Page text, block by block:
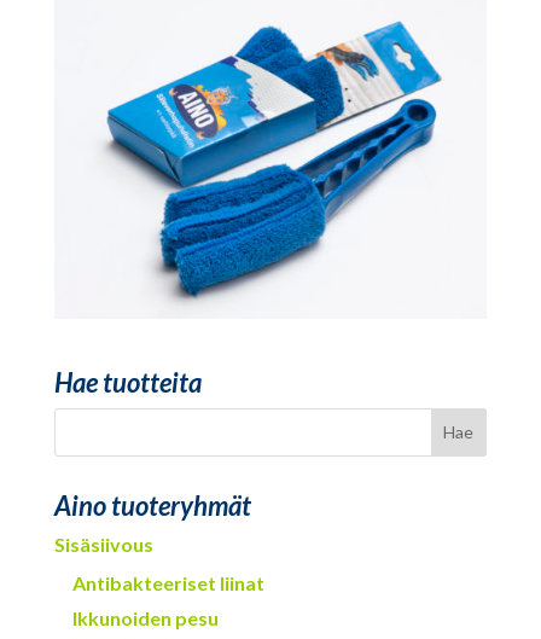
Hae tuotteita
Aino tuoteryhmät
Sisäsiivous
Antibakteeriset liinat
Ikkunoiden pesu